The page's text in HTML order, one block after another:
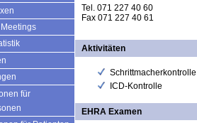
für
Tel. 071 227 40 60
Fax 071 227 40 61
Aktivitäten
Schrittmacherkontrolle
ICD-Kontrolle
EHRA Examen